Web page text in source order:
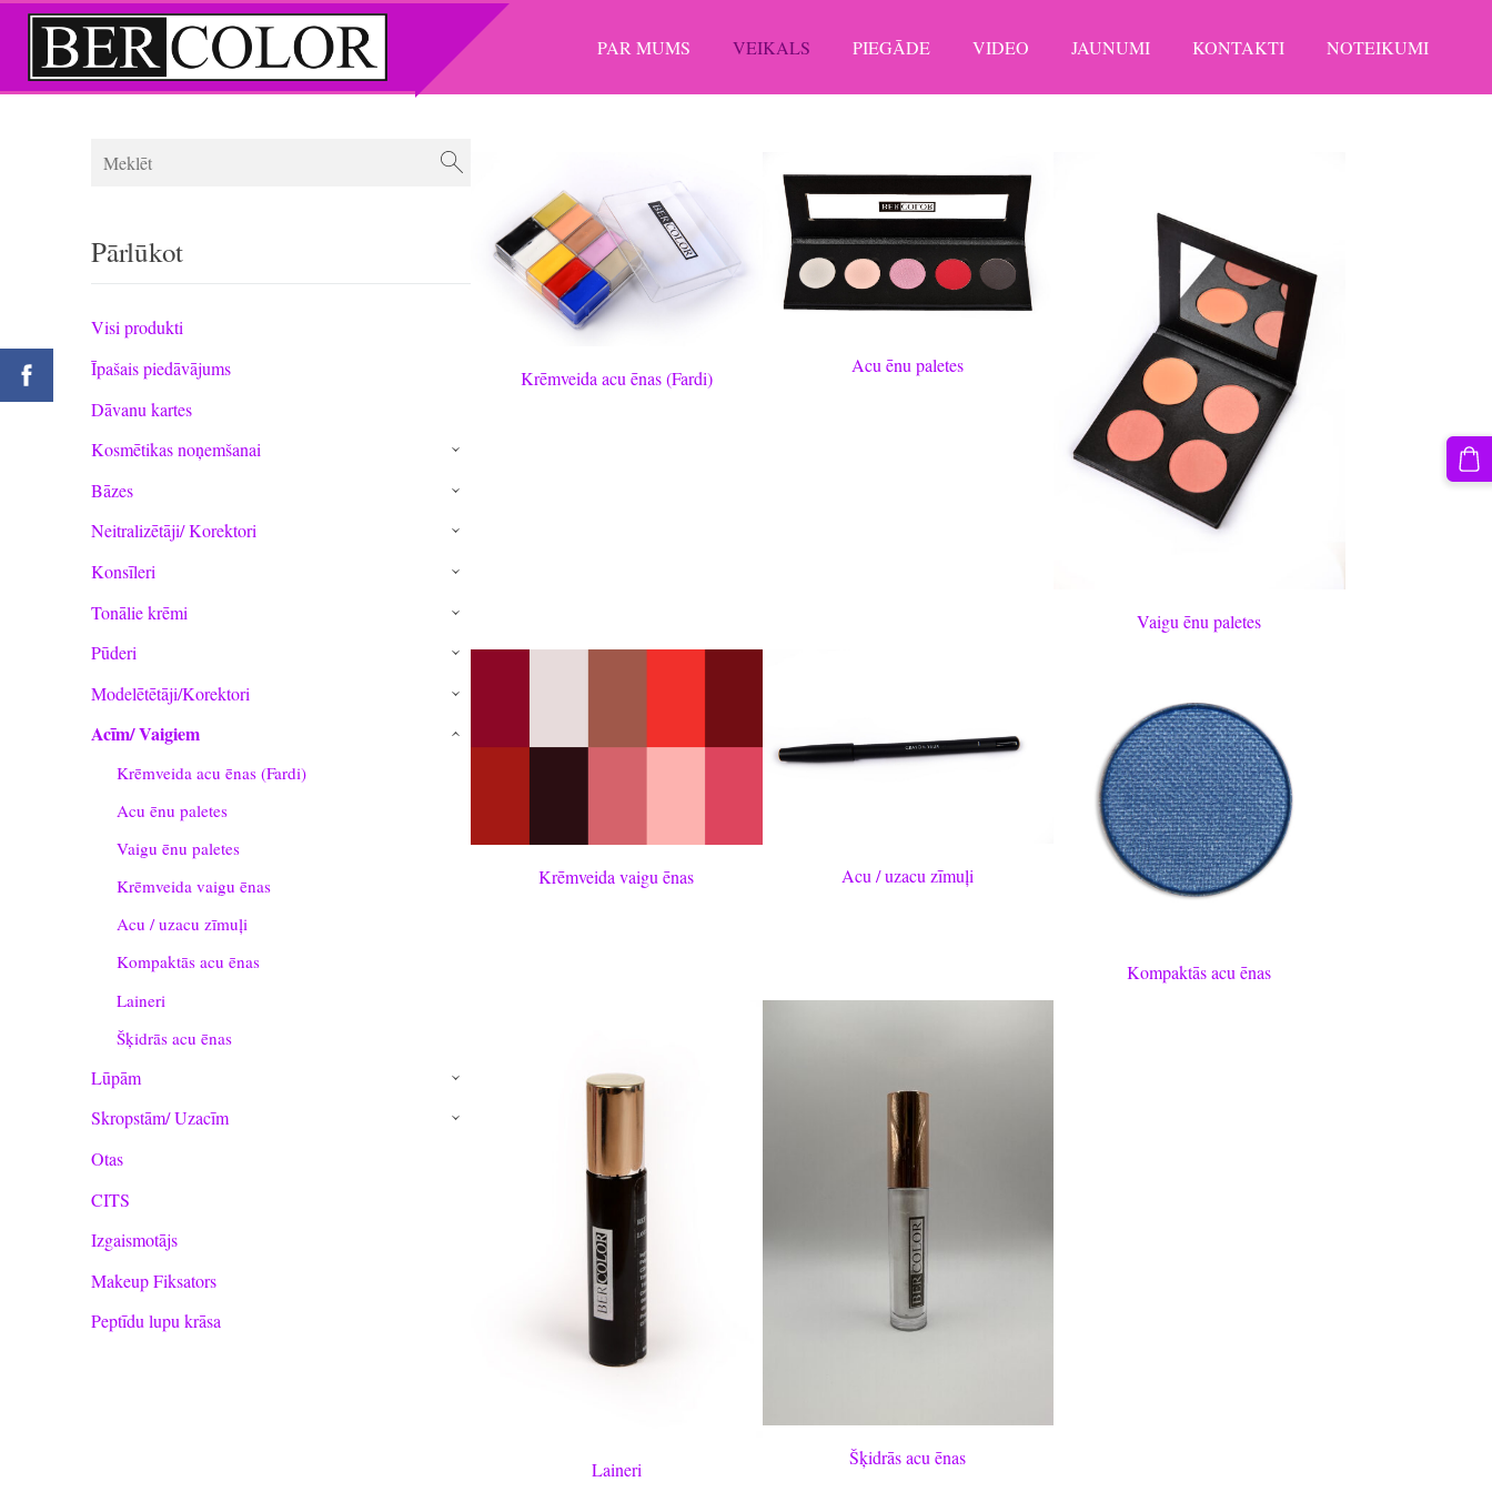
PAR MUMS VEIKALS PIEGĀDE VIDEO JAUNUMI KONTAKTI NOTEIKUMI
Pārlūkot
Visi produkti
Īpašais piedāvājums
Dāvanu kartes
Kosmētikas noņemšanai
›
Bāzes ›
Neitralizētāji/ Korektori ›
Konsīleri ›
Tonālie krēmi ›
Pūderi ›
Modelētētāji/Korektori ›
Acīm/ Vaigiem
Krēmveida acu ēnas (Fardi)
Acu ēnu paletes
Vaigu ēnu paletes
Krēmveida vaigu ēnas
Acu / uzacu zīmuļi
Kompaktās acu ēnas
Laineri
Šķidrās acu ēnas
›
Lūpām ›
Skropstām/ Uzacīm ›
Otas
CITS
Izgaismotājs
Makeup Fiksators
Peptīdu lupu krāsa
Krēmveida acu ēnas (Fardi)
Acu ēnu paletes
Vaigu ēnu paletes
Krēmveida vaigu ēnas Acu / uzacu zīmuļi
Kompaktās acu ēnas
Laineri
Šķidrās acu ēnas